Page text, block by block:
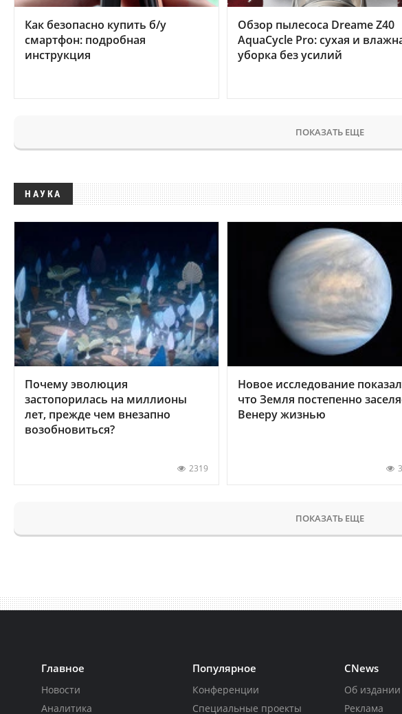
Как безопасно купить б/у
смартфон: подробная
инструкция
Обзор пылесоса Dreame Z40
AquaCycle Pro: сухая и
уборка без усилий
ПОКАЗАТЬ ЕЩЕ
НАУКА
Почему эволюция
застопорилась на миллионы
лет, прежде чем внезапно
возобновиться?
2319
Новое исследование
что Земля постепенно
Венеру жизнью
ПОКАЗАТЬ ЕЩЕ
Главное
Новости
Аналитика
Популярное
Конференции
Специальные проекты
CNews
Об издании
Реклама